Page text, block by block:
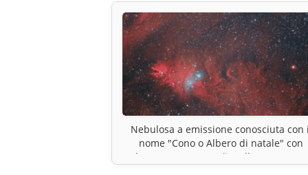
Nebulosa a emissione conosciuta con
nome "Cono o Albero di natale" con
l’ammasso aperto di stelle NGC 2264.